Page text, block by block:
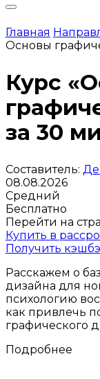
Главная
Основы
Курс
за 30
Составитель:
08.08.2026
Средний
Бесплатно
Перейти на
Купить в
Получить
Расскажем о
дизайна для
психологию
как привлечь
графического
Подробнее